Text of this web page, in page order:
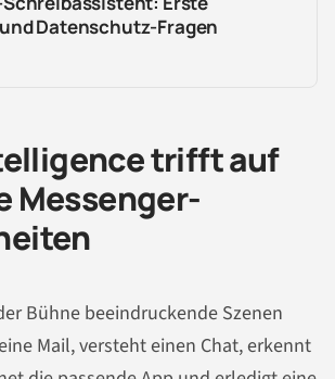
Datenschutz-Fragen
trifft auf
Messenger-
Bühne beeindruckende Szenen
Mail, versteht einen Chat, erkennt